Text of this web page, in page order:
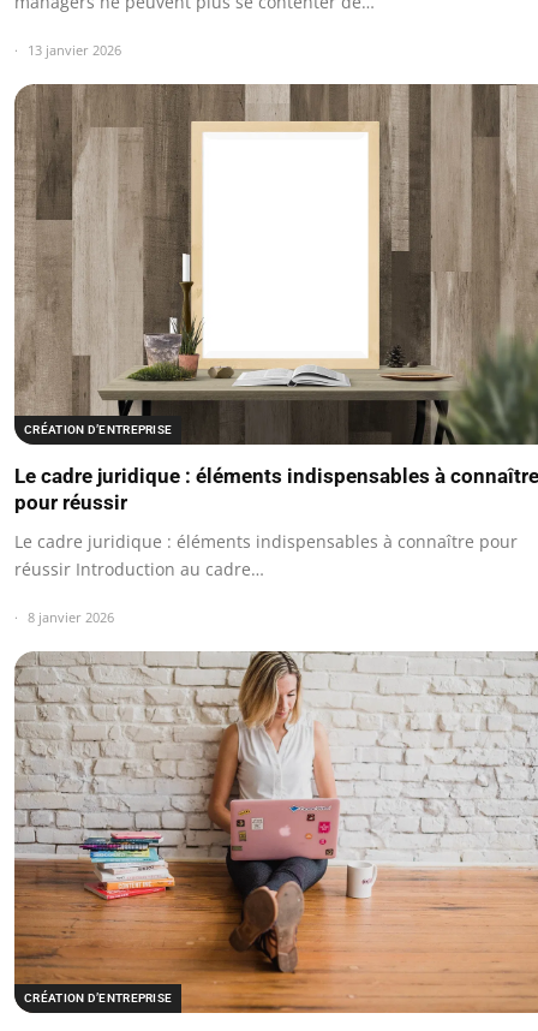
13 janvier 2026
CRÉATION D’ENTREPRISE
Le cadre juridique : éléments indispensables à connaître
pour réussir
Le cadre juridique : éléments indispensables à connaître pour
réussir Introduction au cadre…
8 janvier 2026
CRÉATION D’ENTREPRISE